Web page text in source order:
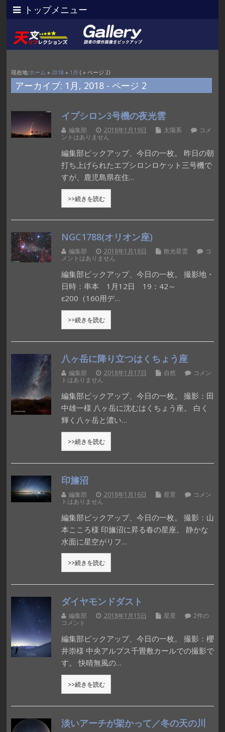
トップメニュー
現在地:ホーム » 2018 » 1月 ( » ページ 2)
アーカイブ: 1月, 2018 - ページ 2
イプシロン3号機の夜光雲
編集部 2018年1月19日 太陽系
コメ
ントはありません
編集部ピックアップ、今日の一枚。 昨日の朝
打ち上げられたエプシロンロケット三号機で
すが、鹿児島県在住…
>>続きを読む
NGC1788(オリオン座)
編集部 2018年1月18日 散光星雲
コ
メントはありません
編集部ピックアップ、今日の一枚。 撮影地・
日時：串本 1月12日 19：42～
ε200（160用デ…
>>続きを読む
八ヶ岳に降り立つはくちょう座
編集部 2018年1月17日 自然
コメン
トはありません
編集部ピックアップ、今日の一枚。 撮影：田
中雄一様 八ヶ岳に沈むはくちょう座。 白く
輝く八ヶ岳と濃い…
>>続きを読む
印旛沼
編集部 2018年1月16日 星景
コメン
トはありません
編集部ピックアップ、今日の一枚。 撮影：山
本こころ様 印旛沼に昇る春の星座。 静かな
水面に星空がリフ…
>>続きを読む
ダイヤモンドダスト
編集部 2018年1月15日 星景
2件の
コメント
編集部ピックアップ、今日の一枚。 撮影：櫻
井崇様 中央アルプス千畳敷カールでの撮影で
す。 快晴無風の…
>>続きを読む
淡いアーチが架かって／冬の天の川